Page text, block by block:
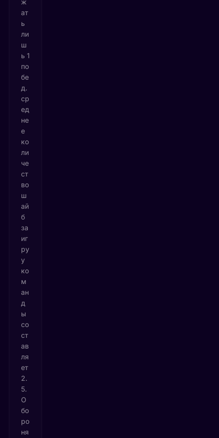
ж
ат
ь
ли
ш
ь 1
по
бе
д.
ср
ед
не
е
ко
ли
че
ст
во
ш
ай
б
за
иг
ру
у
ко
м
ан
д
ы
со
ст
ав
ля
ет
2.
5.
О
бо
ро
ня